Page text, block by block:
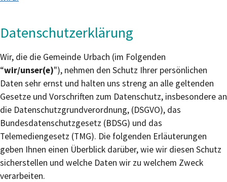
Datenschutzerklärung
Wir, die die Gemeinde Urbach (im Folgenden
“wir/unser(e)"), nehmen den Schutz Ihrer persönlichen
Daten sehr ernst und halten uns streng an alle geltenden
Gesetze und Vorschriften zum Datenschutz, insbesondere an
die Datenschutzgrundverordnung, (DSGVO), das
Bundesdatenschutzgesetz (BDSG) und das
Telemediengesetz (TMG). Die folgenden Erläuterungen
geben Ihnen einen Überblick darüber, wie wir diesen Schutz
sicherstellen und welche Daten wir zu welchem Zweck
verarbeiten.